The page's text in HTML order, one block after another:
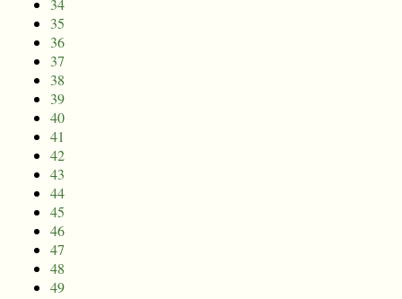
35
36
37
38
39
40
41
42
43
44
45
46
47
48
49